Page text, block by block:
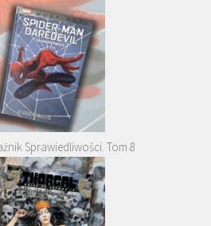
Sprawiedliwości. Tom 8